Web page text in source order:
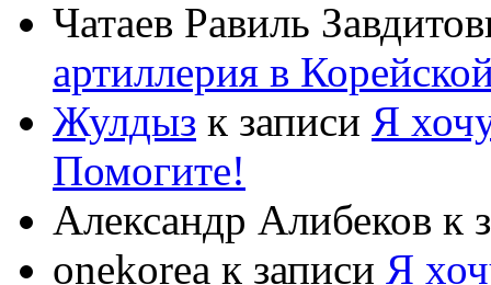
Чатаев Равиль
артиллерия в
Жулдыз к записи Я
Помогите!
Александр Алибеков к
onekorea к записи Я